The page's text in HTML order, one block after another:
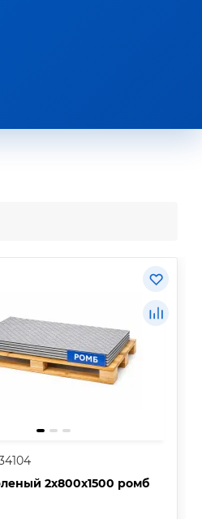
2х800х1500 ромб